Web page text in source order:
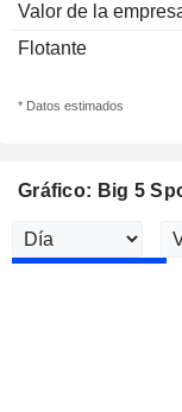
Valor de la
Flotante
* Datos estimados
Gráfico: Big 5